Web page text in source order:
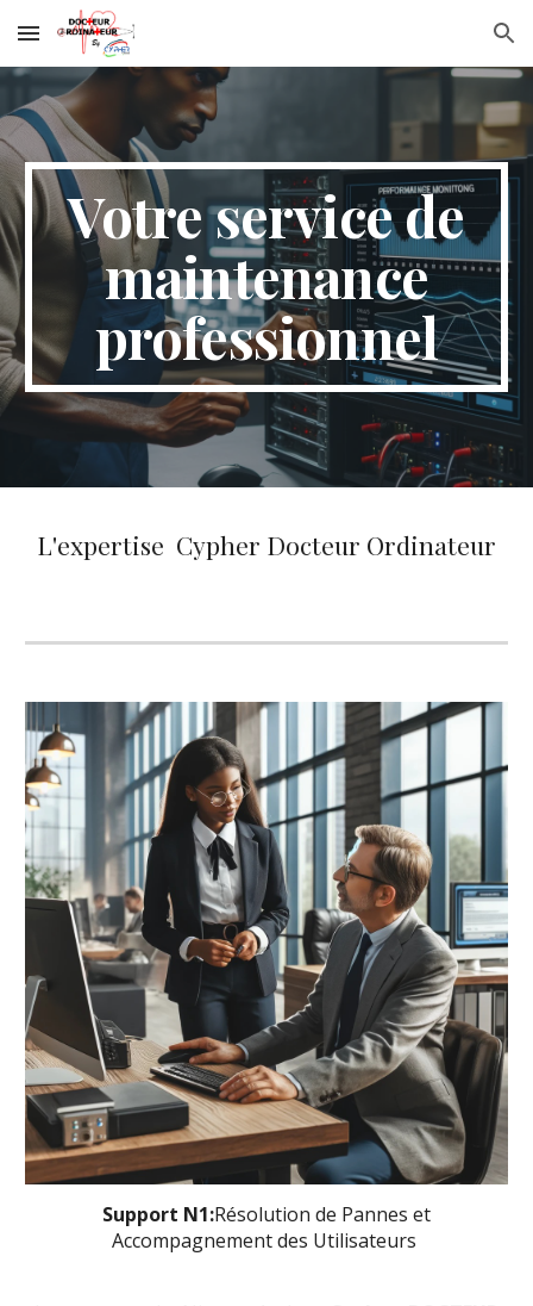
Skip to main content Skip to navigation
Votre service de
maintenance
professionnel
L'expertise Cypher Docteur Ordinateur
Support N1:Résolution de Pannes et
Accompagnement des Utilisateurs